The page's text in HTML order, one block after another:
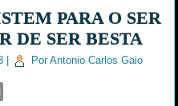
PARA O SER
DE SER BESTA
Por Antonio Carlos Gaio